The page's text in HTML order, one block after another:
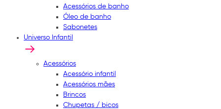
Acessórios de banho
Óleo de banho
Sabonetes
Universo Infantil
Acessórios
Acessório infantil
Acessórios mães
Brincos
Chupetas / bicos